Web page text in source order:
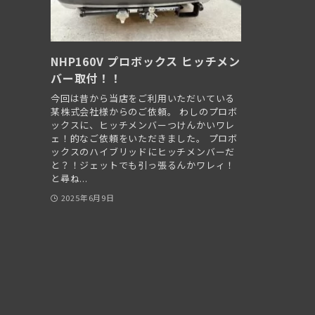
NHP160V プロボックス ヒッチメン
バー取付！！
今回は昔から当店をご利用いただいている
某株式会社様からのご依頼。 わしのプロボ
ックスに、ヒッチメンバーつけんかいワレ
ェ！的なご依頼をいただきました。 プロボ
ックスのハイブリッドにヒッチメンバーだ
と？！ジェットでも引っ張るんかワレィ！
と尋ね...
2025年6月9日